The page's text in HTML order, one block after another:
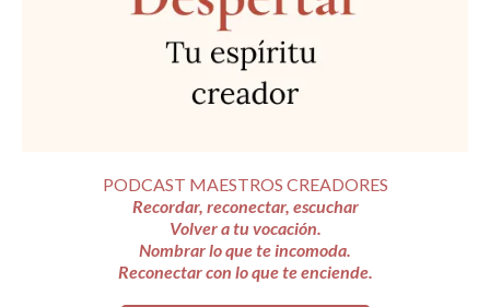
PODCAST MAESTROS CREADORES
Recordar, reconectar, escuchar
Volver a tu vocación.
Nombrar lo que te incomoda.
Reconectar con lo que te enciende.